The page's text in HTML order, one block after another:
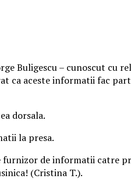
Buligescu – cunoscut cu
ca aceste informatii fac
dorsala.
la presa.
furnizor de informatii catre
(Cristina T.).